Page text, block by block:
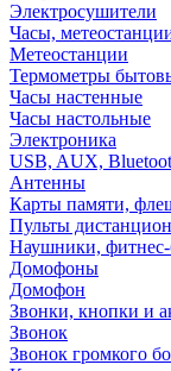
Электросушители
Часы,
Метеостанции
Термометры
Часы настенные
Часы настольные
Электроника
USB, AUX,
Антенны
Карты памяти,
Пульты
Наушники, фитнес-
Домофоны
Домофон
Звонки, кнопки и
Звонок
Звонок громкого